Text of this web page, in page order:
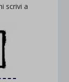
scrivi a